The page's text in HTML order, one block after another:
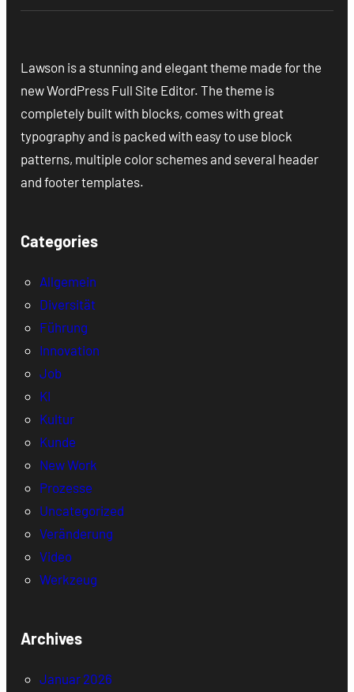
Lawson is a stunning and elegant theme made for the
new WordPress Full Site Editor. The theme is
completely built with blocks, comes with great
typography and is packed with easy to use block
patterns, multiple color schemes and several header
and footer templates.
Categories
Allgemein
Diversität
Führung
Innovation
Job
KI
Kultur
Kunde
New Work
Prozesse
Uncategorized
Veränderung
Video
Werkzeug
Archives
Januar 2026